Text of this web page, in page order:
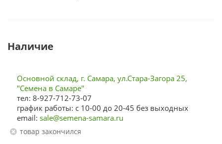
Наличие
Основной склад, г. Самара, ул.Стара-Загора 25,
"Семена в Самаре"
тел: 8-927-712-73-07
график работы: с 10-00 до 20-45 без выходных
email: sale@semena-samara.ru
Товар закончился